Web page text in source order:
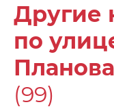
Другие
по
(99)